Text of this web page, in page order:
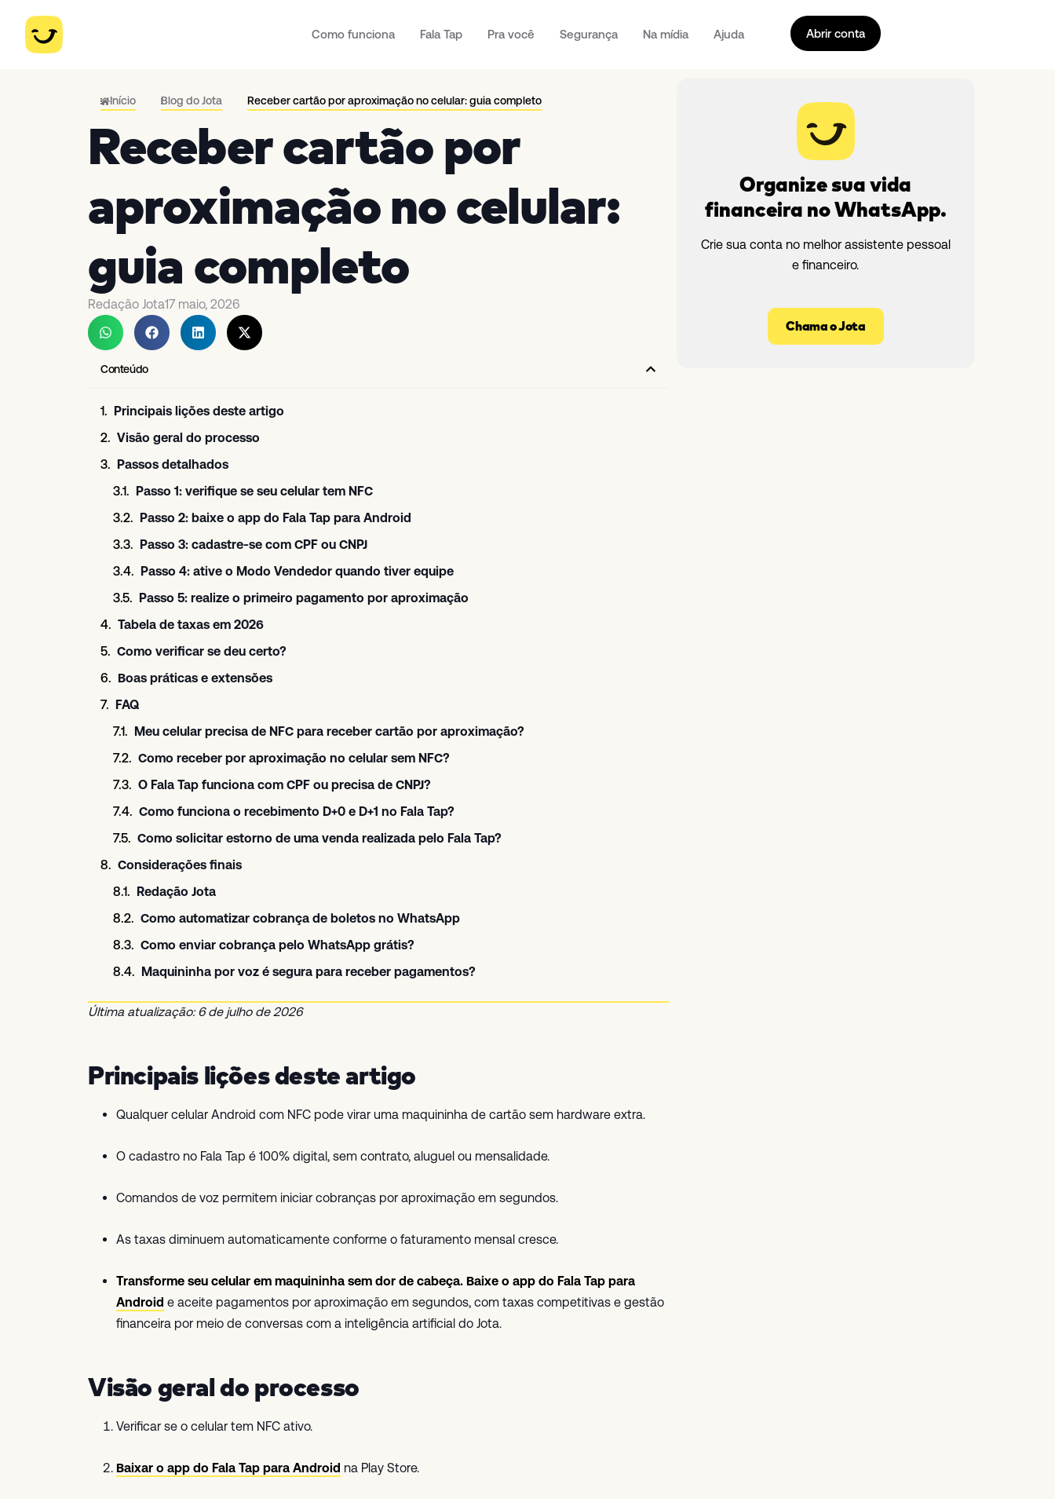
Como funciona Fala Tap Pra você Segurança Na mídia Ajuda Abrir conta
Início Blog do Jota Receber cartão por aproximação no celular: guia completo
Receber cartão por
aproximação no celular:
guia completo
Redação Jota17 maio, 2026
Conteúdo
Principais lições deste artigo
Visão geral do processo
Passos detalhados
Passo 1: verifique se seu celular tem NFC
Passo 2: baixe o app do Fala Tap para Android
Passo 3: cadastre-se com CPF ou CNPJ
Passo 4: ative o Modo Vendedor quando tiver equipe
Passo 5: realize o primeiro pagamento por aproximação
Tabela de taxas em 2026
Como verificar se deu certo?
Boas práticas e extensões
FAQ
Meu celular precisa de NFC para receber cartão por aproximação?
Como receber por aproximação no celular sem NFC?
O Fala Tap funciona com CPF ou precisa de CNPJ?
Como funciona o recebimento D+0 e D+1 no Fala Tap?
Como solicitar estorno de uma venda realizada pelo Fala Tap?
Considerações finais
Redação Jota
Como automatizar cobrança de boletos no WhatsApp
Como enviar cobrança pelo WhatsApp grátis?
Maquininha por voz é segura para receber pagamentos?
Última atualização: 6 de julho de 2026
Principais lições deste artigo
Qualquer celular Android com NFC pode virar uma maquininha de cartão sem hardware extra.
O cadastro no Fala Tap é 100% digital, sem contrato, aluguel ou mensalidade.
Comandos de voz permitem iniciar cobranças por aproximação em segundos.
As taxas diminuem automaticamente conforme o faturamento mensal cresce.
Transforme seu celular em maquininha sem dor de cabeça. Baixe o app do Fala Tap para
Android e aceite pagamentos por aproximação em segundos, com taxas competitivas e gestão
financeira por meio de conversas com a inteligência artificial do Jota.
Visão geral do processo
Verificar se o celular tem NFC ativo.
Baixar o app do Fala Tap para Android na Play Store.
Organize sua vida
financeira no WhatsApp.
Crie sua conta no melhor assistente pessoal
e financeiro.
Chama o Jota